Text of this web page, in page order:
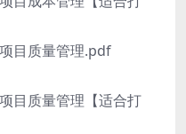
目质量管理.pdf
目质量管理【适合打